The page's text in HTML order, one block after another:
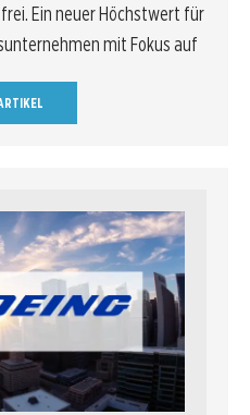
Ein neuer Höchstwert für
mit Fokus auf